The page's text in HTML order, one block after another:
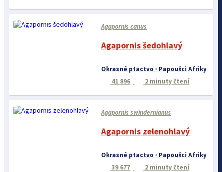
Agapornis canus
Agapornis šedohlavý
Okrasné ptactvo · Papoušci Afriky
41 896
2 minuty čtení
Agapornis swindernianus
Agapornis zelenohlavý
Okrasné ptactvo · Papoušci Afriky
39 677
2 minuty čtení